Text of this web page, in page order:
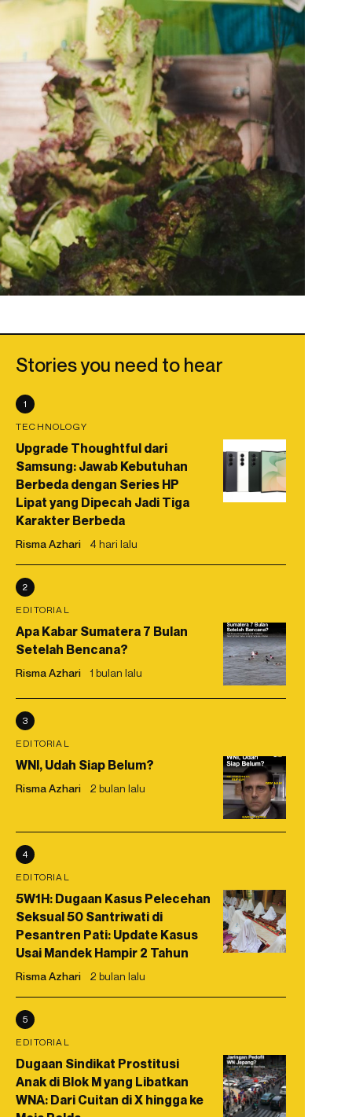
Stories you need to hear
1
TECHNOLOGY
Upgrade Thoughtful dari
Samsung: Jawab Kebutuhan
Berbeda dengan Series HP
Lipat yang Dipecah Jadi Tiga
Karakter Berbeda
Risma Azhari 4 hari lalu
2
EDITORIAL
Apa Kabar Sumatera 7 Bulan
Setelah Bencana?
Risma Azhari 1 bulan lalu
3
EDITORIAL
WNI, Udah Siap Belum?
Risma Azhari 2 bulan lalu
4
EDITORIAL
5W1H: Dugaan Kasus Pelecehan
Seksual 50 Santriwati di
Pesantren Pati: Update Kasus
Usai Mandek Hampir 2 Tahun
Risma Azhari 2 bulan lalu
5
EDITORIAL
Dugaan Sindikat Prostitusi
Anak di Blok M yang Libatkan
WNA: Dari Cuitan di X hingga ke